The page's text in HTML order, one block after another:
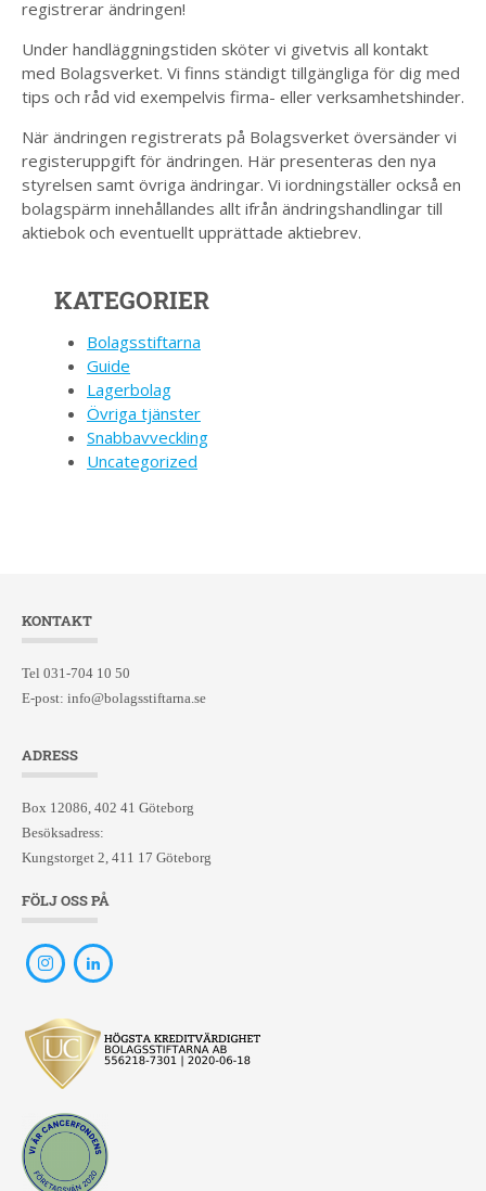
registrerar ändringen!
Under handläggningstiden sköter vi givetvis all kontakt
med Bolagsverket. Vi finns ständigt tillgängliga för dig med
tips och råd vid exempelvis firma- eller verksamhetshinder.
När ändringen registrerats på Bolagsverket översänder vi
registeruppgift för ändringen. Här presenteras den nya
styrelsen samt övriga ändringar. Vi iordningställer också en
bolagspärm innehållandes allt ifrån ändringshandlingar till
aktiebok och eventuellt upprättade aktiebrev.
KATEGORIER
Bolagsstiftarna
Guide
Lagerbolag
Övriga tjänster
Snabbavveckling
Uncategorized
KONTAKT
Tel 031-704 10 50
E-post: info@bolagsstiftarna.se
ADRESS
Box 12086, 402 41 Göteborg
Besöksadress:
Kungstorget 2, 411 17 Göteborg
FÖLJ OSS PÅ